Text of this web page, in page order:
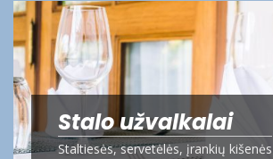
Stalo užvalkalai
Staltiesės, servetėlės, įrankių kišenės